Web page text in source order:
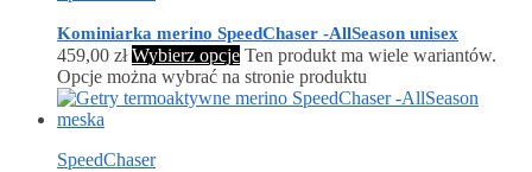
Kominiarka merino SpeedChaser -AllSeason unisex
459,00 zł Wybierz opcje Ten produkt ma wiele wariantów.
Opcje można wybrać na stronie produktu
SpeedChaser